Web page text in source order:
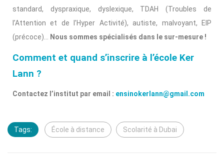
standard, dyspraxique, dyslexique, TDAH (Troubles de
l’Attention et de l’Hyper Activité), autiste, malvoyant, EIP
(précoce)…
Nous sommes spécialisés dans le sur-mesure !
Comment et quand s’inscrire à l’école Ker
Lann ?
Contactez l’institut par email : ensinokerlann@gmail.com
Tags: École à distance Scolarité à Dubai